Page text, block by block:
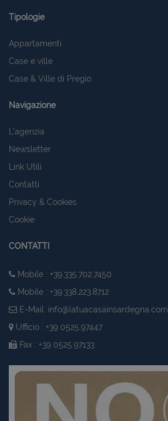
Tipologie
Appartamenti
Case e ville
Case & Ville di Pregio
Navigazione
L'agenzia
Newsletter
Link Utili
Contatti
Privacy & Cookies
Cookie
CONTATTI
Mobile : +39.335.702.7450
Mobile : +39.338.223.8712
E-Mail: info@latuacasainsardegna.com
Ufficio : +39 0525.97447
Fax : +39 0525.97133